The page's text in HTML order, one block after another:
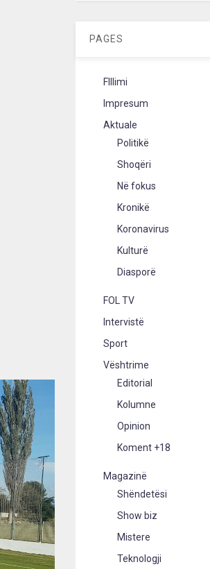
PAGES
FIllimi
Impresum
Aktuale
Politikë
Shoqëri
Në fokus
Kronikë
Koronavirus
Kulturë
Diasporë
FOL TV
Intervistë
Sport
Vështrime
Editorial
Kolumne
Opinion
Koment +18
Magazinë
Shëndetësi
Show biz
Mistere
Teknologji